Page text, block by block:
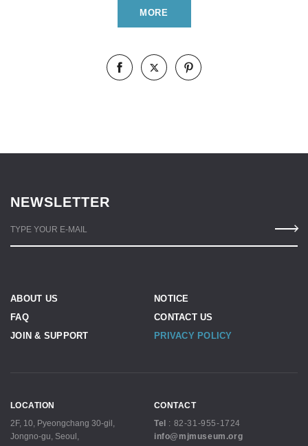
MORE
NEWSLETTER
TYPE YOUR E-MAIL
ABOUT US
NOTICE
FAQ
CONTACT US
JOIN & SUPPORT
PRIVACY POLICY
LOCATION
2F, 10, Pyeongchang 30-gil,
Jongno-gu, Seoul,
CONTACT
Tel
: 82-31-955-1724
info@mjmuseum.org